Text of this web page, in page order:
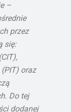
–
przez
się:
oraz
Do tej
dodanej